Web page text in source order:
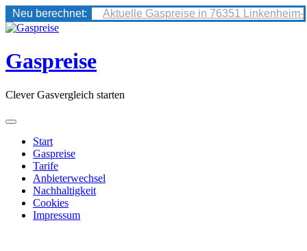
Neu berechnet:
Aktuelle Gaspreise in 76351 Linkenheim-
Skip
content
Gaspreise
Clever Gasvergleich starten
Start
Gaspreise
Tarife
Anbieterwechsel
Nachhaltigkeit
Cookies
Impressum